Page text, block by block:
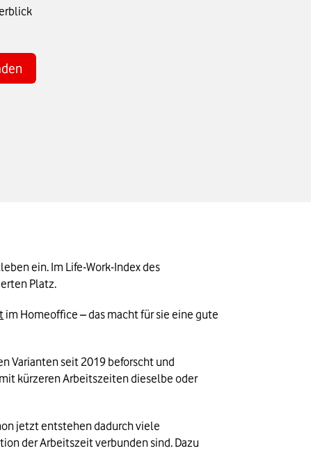
ein. Im Life-Work-Index des
Platz.
im Homeoffice – das macht für sie eine gute
Varianten seit 2019 beforscht und
kürzeren Arbeitszeiten dieselbe oder
jetzt entstehen dadurch viele
der Arbeitszeit verbunden sind. Dazu